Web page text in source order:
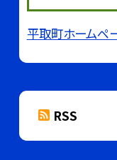
平取町ホームペ
RSS